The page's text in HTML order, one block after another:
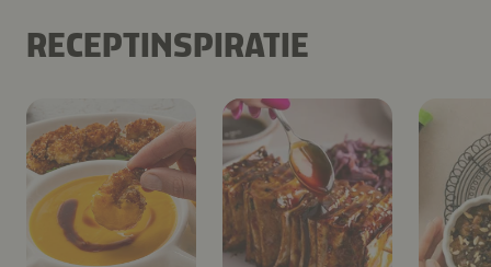
RECEPTINSPIRATIE